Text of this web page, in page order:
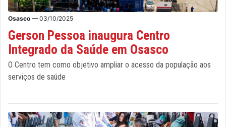
Osasco — 03/10/2025
Gerson Pessoa inaugura Centro
Integrado da Saúde em Osasco
O Centro tem como objetivo ampliar o acesso da população aos
serviços de saúde